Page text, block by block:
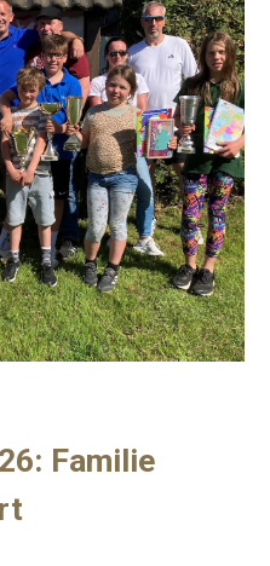
Familie